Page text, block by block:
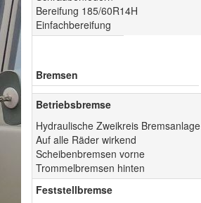
Bereifung 185/60R14H
Einfachbereifung
Bremsen
Betriebsbremse
Hydraulische Zweikreis Bremsanlage
Auf alle Räder wirkend
Scheibenbremsen vorne
Trommelbremsen hinten
Feststellbremse